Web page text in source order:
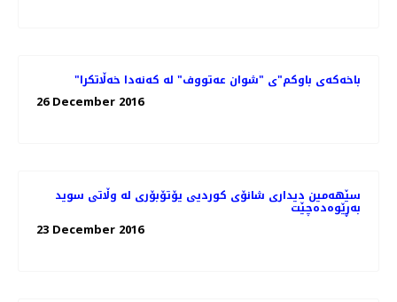
"باخەکەی باوکم"ی "شوان عەتووف" لە کەنەدا خەڵاتکرا
26 December 2016
سێهەمین دیداری شانۆی کوردیی یۆتۆبۆری لە وڵاتی سوید
به‌ڕێوه‌ده‌چێت
23 December 2016